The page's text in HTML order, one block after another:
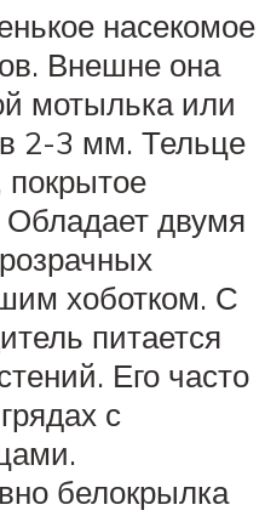
насекомое
Внешне она
мотылька или
2-3 мм. Тельце
покрытое
двумя
хоботком. С
питается
Его часто
с
белокрылка